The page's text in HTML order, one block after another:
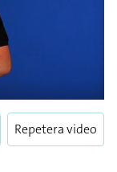
Repetera video